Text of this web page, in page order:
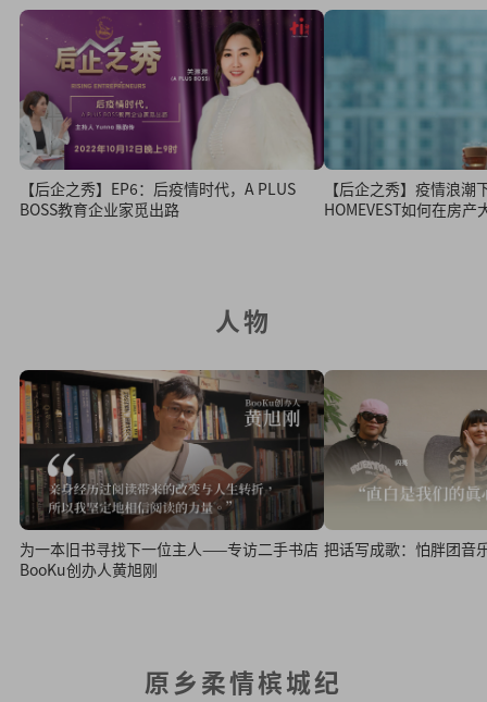
【后企之秀】EP6：后疫情时代，A PLUS
BOSS教育企业家觅出路
【后企之秀】疫情浪潮
HOMEVEST如何在房
人物
为一本旧书寻找下一位主人——专访二手书店
BooKu创办人黄旭刚
把话写成歌：怕胖团音
原乡柔情槟城纪